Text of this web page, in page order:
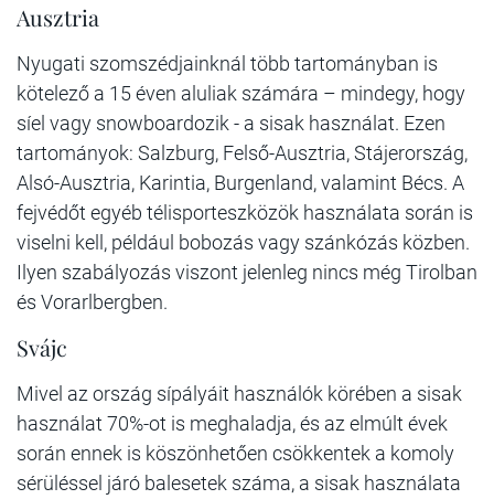
Ausztria
Nyugati szomszédjainknál több tartományban is
kötelező a 15 éven aluliak számára – mindegy, hogy
síel vagy snowboardozik - a sisak használat. Ezen
tartományok: Salzburg, Felső-Ausztria, Stájerország,
Alsó-Ausztria, Karintia, Burgenland, valamint Bécs. A
fejvédőt egyéb télisporteszközök használata során is
viselni kell, például bobozás vagy szánkózás közben.
Ilyen szabályozás viszont jelenleg nincs még Tirolban
és Vorarlbergben.
Svájc
Mivel az ország sípályáit használók körében a sisak
használat 70%-ot is meghaladja, és az elmúlt évek
során ennek is köszönhetően csökkentek a komoly
sérüléssel járó balesetek száma, a sisak használata